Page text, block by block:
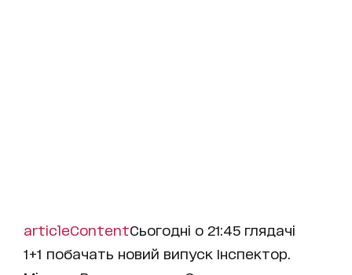
articleContentСьогодні о 21:45 глядачі
1+1 побачать новий випуск Інспектор.